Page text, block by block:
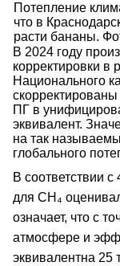
Потепление
что в
расти бананы.
В 2024 году
корректировки в
Национального
ПГ в
эквивалент.
на так
глобального
В соответствии
для CH₄
означает, что с
атмосфере и
эквивалентна 25